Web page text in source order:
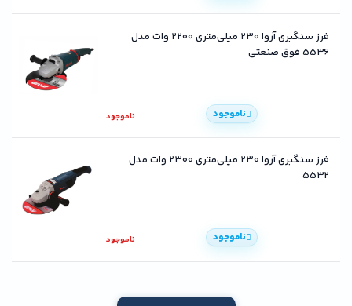
فرز سنگبری آروا 230 میلی‌متری 2200 وات مدل
5536 فوق صنعتی
ناموجود ناموجود
فرز سنگبری آروا 230 میلی‌متری 2300 وات مدل
5532
ناموجود ناموجود